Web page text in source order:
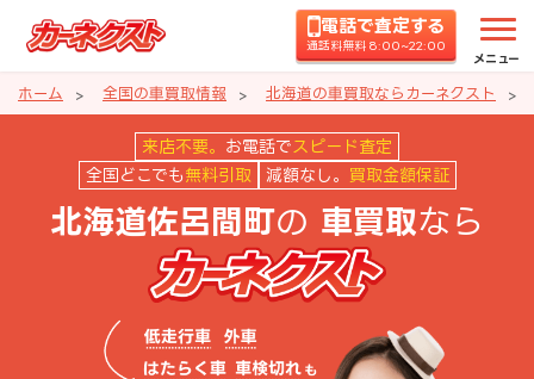
電話で査定する
通話料無料 8:00~22:00
メニュー
ホーム 全国の車買取情報 北海道の車買取ならカーネクスト
北海道佐呂間町の車買取ならカ
来店不要。 お電話で スピード査定
全国どこでも 無料引取 減額なし。 買取金額保証
北海道佐呂間町の 車買取なら